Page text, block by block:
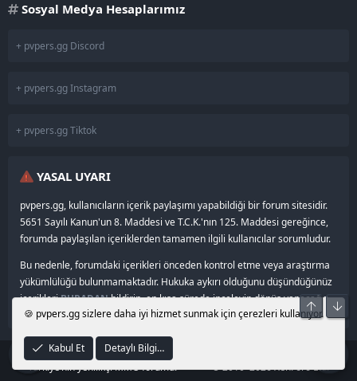
Sosyal Medya Hesaplarımız
+ pvpers.gg Discord
+ pvpers.gg Instagram
+ pvpers.gg Tiktok
YASAL UYARI
pvpers.gg, kullanıcıların içerik paylaşımı yapabildiği bir forum sitesidir.
5651 Sayılı Kanun'un 8. Maddesi ve T.C.K.'nın 125. Maddesi gereğince,
forumda paylaşılan içeriklerden tamamen ilgili kullanıcılar sorumludur.
Bu nedenle, forumdaki içerikleri önceden kontrol etme veya araştırma
yükümlülüğü bulunmamaktadır. Hukuka aykırı olduğunu düşündüğünüz
içerikleriBURADANbildirin, en kısa sürede inceleyip dönüş yapacağız.
© 2024–2026 pvpers.gg •
Türkiye’nin yenilikçi MMO forumu.
© 2010–2026 XenForo Ltd.
🍪 pvpers.gg sizlere daha iyi hizmet sunmak için çerezleri kullanıyor.
Kabul Et Detaylı Bilgi…
Üst Alt